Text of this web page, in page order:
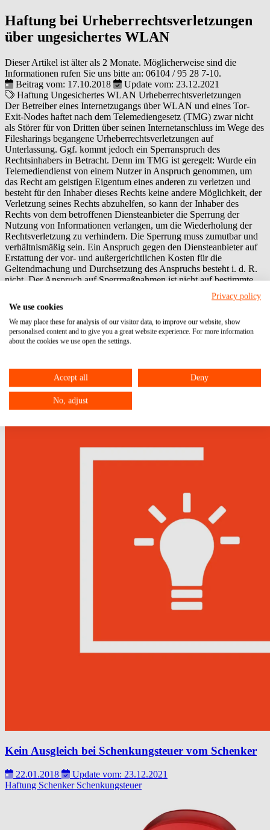
Haftung bei Urheberrechtsverletzungen
über ungesichertes WLAN
Dieser Artikel ist älter als 2 Monate. Möglicherweise sind die
Informationen rufen Sie uns bitte an: 06104 / 95 28 7-10.
Beitrag vom: 17.10.2018
Update vom: 23.12.2021
Haftung Ungesichertes WLAN Urheberrechtsverletzungen
Der Betreiber eines Internetzugangs über WLAN und eines Tor-
Exit-Nodes haftet nach dem Telemediengesetz (TMG) zwar nicht
als Störer für von Dritten über seinen Internetanschluss im Wege des
Filesharings begangene Urheberrechtsverletzungen auf
Unterlassung. Ggf. kommt jedoch ein Sperranspruch des
Rechtsinhabers in Betracht. Denn im TMG ist geregelt: Wurde ein
Telemediendienst von einem Nutzer in Anspruch genommen, um
das Recht am geistigen Eigentum eines anderen zu verletzen und
besteht für den Inhaber dieses Rechts keine andere Möglichkeit, der
Verletzung seines Rechts abzuhelfen, so kann der Inhaber des
Rechts von dem betroffenen Diensteanbieter die Sperrung der
Nutzung von Informationen verlangen, um die Wiederholung der
Rechtsverletzung zu verhindern. Die Sperrung muss zumutbar und
verhältnismäßig sein. Ein Anspruch gegen den Diensteanbieter auf
Erstattung der vor- und außergerichtlichen Kosten für die
Geltendmachung und Durchsetzung des Anspruchs besteht i. d. R.
nicht. Der Anspruch auf Sperrmaßnahmen ist nicht auf bestimmte
Sperrmaßnahmen beschränkt und kann auch die Pflicht zur
Registrierung von Nutzern, zur Verschlüsselung des Zugangs mit
einem Passwort oder - im äußersten Fall - zur vollständigen
Sperrung des Zugangs umfassen.
Das könnte auch interessant für Sie sein:
Kein Ausgleich bei Schenkungsteuer vom Schenker
22.01.2018
Update vom: 23.12.2021
Haftung Schenker Schenkungsteuer
Privacy policy
We use cookies
We may place these for analysis of our visitor data, to improve our website, show
personalised content and to give you a great website experience. For more information
about the cookies we use open the settings.
Accept all Deny
No, adjust